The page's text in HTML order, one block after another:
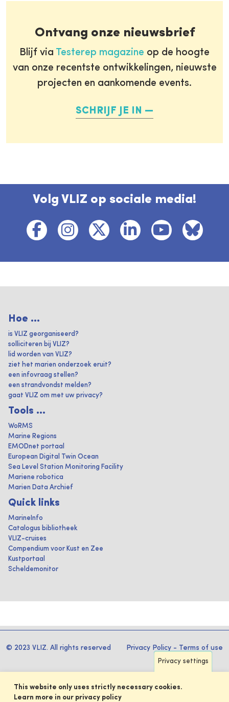
Ontvang onze nieuwsbrief
Blijf via Testerep magazine op de hoogte
van onze recentste ontwikkelingen, nieuwste
projecten en aankomende events.
SCHRIJF JE IN
Volg VLIZ op sociale media!
Hoe ...
is VLIZ georganiseerd?
solliciteren bij VLIZ?
lid worden van VLIZ?
ziet het marien onderzoek eruit?
een infovraag stellen?
een strandvondst melden?
gaat VLIZ om met uw privacy?
Tools ...
WoRMS
Marine Regions
EMODnet portaal
European Digital Twin Ocean
Sea Level Station Monitoring Facility
Mariene robotica
Marien Data Archief
Quick links
MarineInfo
Catalogus bibliotheek
VLIZ-cruises
Compendium voor Kust en Zee
Kustportaal
Scheldemonitor
© 2023 VLIZ. All rights reserved Privacy Policy - Terms of use
Privacy settings
This website only uses strictly necessary cookies.
Learn more in our privacy policy